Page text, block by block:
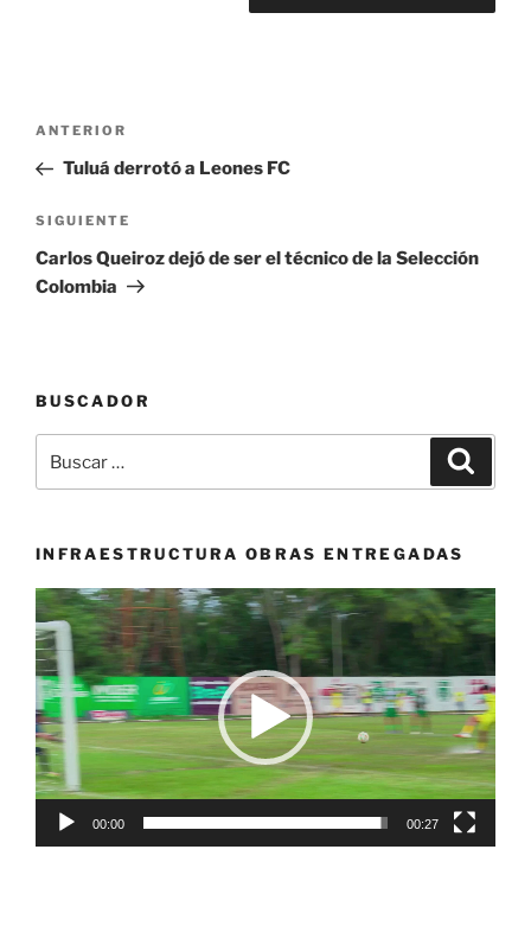
Navegación
entradas
Entrada
anterior:
ANTERIOR
Tuluá derrotó a Leones FC
Siguiente
entrada
SIGUIENTE
Carlos Queiroz dejó de ser el técnico de la Selección
Colombia
BUSCADOR
por:
INFRAESTRUCTURA OBRAS ENTREGADAS
Reproductor
de
vídeo
00:00 00:27